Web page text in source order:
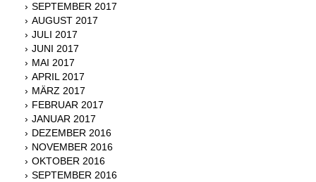
SEPTEMBER 2017
AUGUST 2017
JULI 2017
JUNI 2017
MAI 2017
APRIL 2017
MÄRZ 2017
FEBRUAR 2017
JANUAR 2017
DEZEMBER 2016
NOVEMBER 2016
OKTOBER 2016
SEPTEMBER 2016